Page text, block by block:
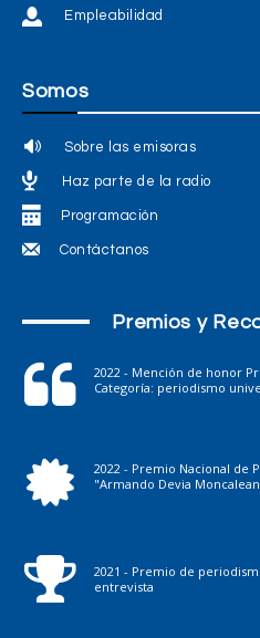
Empleabilidad
Somos
Sobre las emisoras
Haz parte de la radio
Programación
Contáctanos
Premios y
2022 - Mención de honor
Categoría: periodismo
2022 - Premio Nacional de
"Armando Devia
2021 - Premio de
entrevista